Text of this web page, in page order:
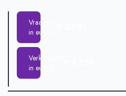
Vraagprijs
in euro's
Verkoopprijs
in euro's